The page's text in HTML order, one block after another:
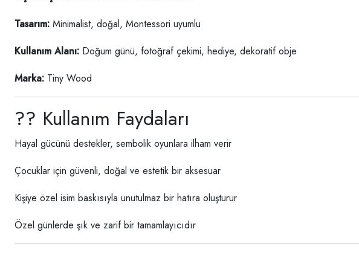
Tasarım: Minimalist, doğal, Montessori uyumlu
Kullanım Alanı: Doğum günü, fotoğraf çekimi, hediye, dekoratif obje
Marka: Tiny Wood
?? Kullanım Faydaları
Hayal gücünü destekler, sembolik oyunlara ilham verir
Çocuklar için güvenli, doğal ve estetik bir aksesuar
Kişiye özel isim baskısıyla unutulmaz bir hatıra oluşturur
Özel günlerde şık ve zarif bir tamamlayıcıdır